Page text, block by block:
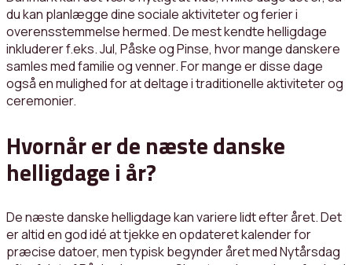
du kan planlægge dine sociale aktiviteter og ferier i
overensstemmelse hermed. De mest kendte helligdage
inkluderer f.eks. Jul, Påske og Pinse, hvor mange danskere
samles med familie og venner. For mange er disse dage
også en mulighed for at deltage i traditionelle aktiviteter og
ceremonier.
Hvornår er de næste danske
helligdage i år?
De næste danske helligdage kan variere lidt efter året. Det
er altid en god idé at tjekke en opdateret kalender for
præcise datoer, men typisk begynder året med Nytårsdag